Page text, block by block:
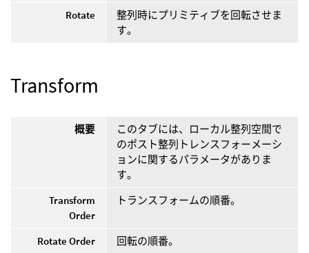
Rotate
整列時にプリミティブを回転させま
す。
Transform
概要
このタブには、ローカル整列空間で
のポスト整列トレンスフォーメーシ
ョンに関するパラメータがありま
す。
Transform
Order
トランスフォームの順番。
Rotate Order
回転の順番。